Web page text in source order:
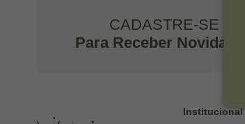
CADASTRE-SE
Para Receber Novidades
Institucional